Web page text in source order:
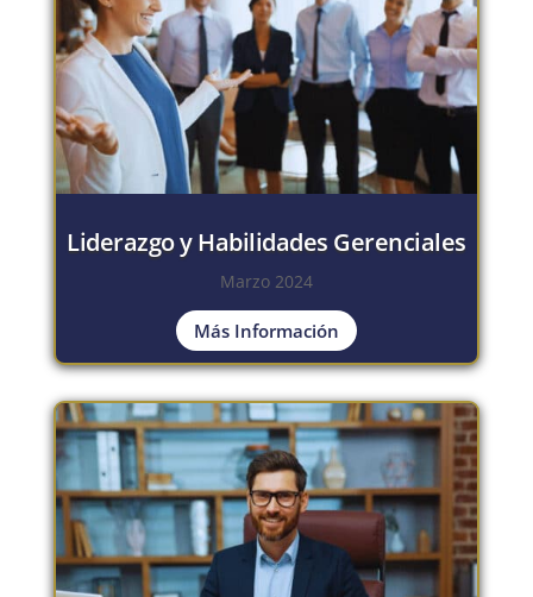
Liderazgo y Habilidades Gerenciales
Marzo 2024
Más Información